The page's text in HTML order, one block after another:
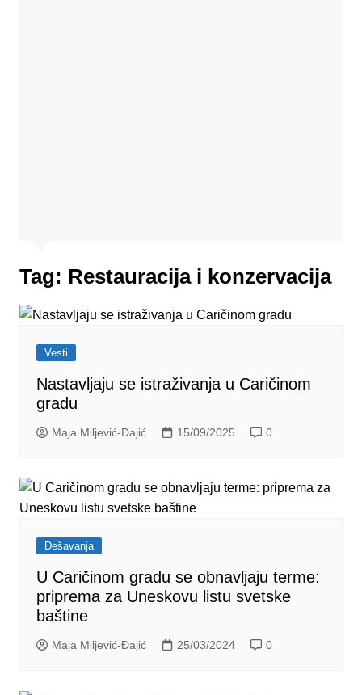
Tag: Restauracija i konzervacija
Vesti
Nastavljaju se istraživanja u Caričinom
gradu
Maja Miljević-Đajić 15/09/2025 0
Dešavanja
U Caričinom gradu se obnavljaju terme:
priprema za Uneskovu listu svetske
baštine
Maja Miljević-Đajić 25/03/2024 0